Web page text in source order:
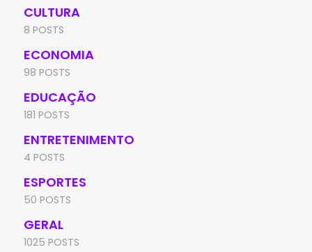
CULTURA
8 POSTS
ECONOMIA
98 POSTS
EDUCAÇÃO
181 POSTS
ENTRETENIMENTO
4 POSTS
ESPORTES
50 POSTS
GERAL
1025 POSTS